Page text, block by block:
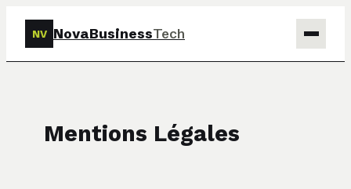
NV NovaBusinessTech
Business
Mentions Légales